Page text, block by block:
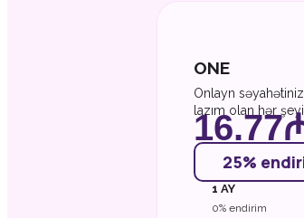
ONE
Onlayn
lazım olan hər
25%
1 AY
0% endirim